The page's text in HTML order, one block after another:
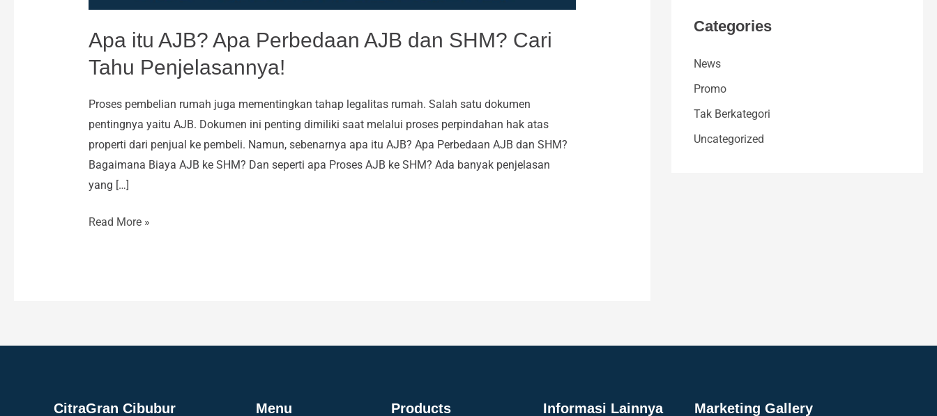
Apa itu AJB? Apa Perbedaan AJB dan SHM? Cari
Tahu Penjelasannya!
Proses pembelian rumah juga mementingkan tahap legalitas rumah. Salah satu dokumen
pentingnya yaitu AJB. Dokumen ini penting dimiliki saat melalui proses perpindahan hak atas
properti dari penjual ke pembeli. Namun, sebenarnya apa itu AJB? Apa Perbedaan AJB dan SHM?
Bagaimana Biaya AJB ke SHM? Dan seperti apa Proses AJB ke SHM? Ada banyak penjelasan
yang […]
Read More »
Categories
News
Promo
Tak Berkategori
Uncategorized
CitraGran Cibubur Menu Products Informasi Lainnya Marketing Gallery